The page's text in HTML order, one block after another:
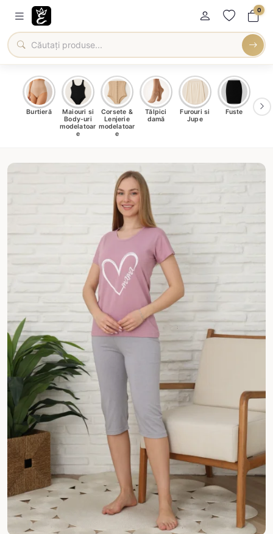
0
Burtieră
Maiouri si
Body-uri
modelatoar
e
Corsete &
Lenjerie
modelatoar
e
Tălpici
damă
Furouri si
Jupe
Fuste